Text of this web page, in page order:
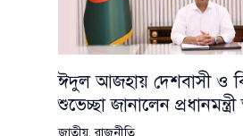
ঈদুল আজহায় দেশবাসী ও
শুভেচ্ছা জানালেন